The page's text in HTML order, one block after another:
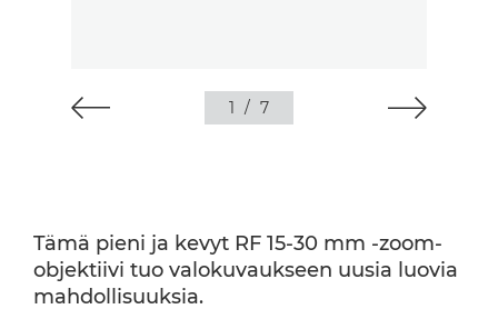
1 / 7
Tämä pieni ja kevyt RF 15-30 mm -zoom-
objektiivi tuo valokuvaukseen uusia luovia
mahdollisuuksia.